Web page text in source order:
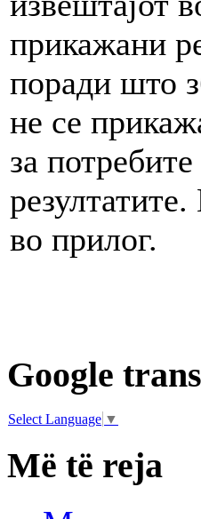
прикажани
поради што
не се
за
во прилог.
Google
Select Language ▼
Më të reja